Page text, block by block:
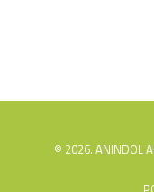
© 2026. ANINDOL